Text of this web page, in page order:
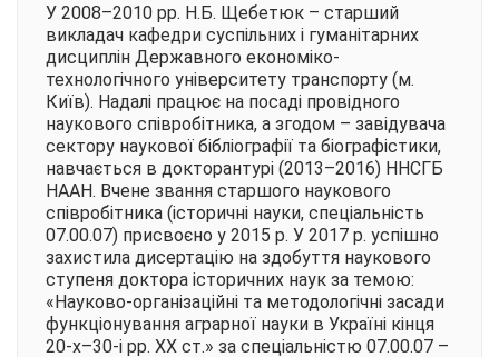
У 2008–2010 рр. Н.Б. Щебетюк – старший
викладач кафедри суспільних і гуманітарних
дисциплін Державного економіко-
технологічного університету транспорту (м.
Київ). Надалі працює на посаді провідного
наукового співробітника, а згодом – завідувача
сектору наукової бібліографії та біографістики,
навчається в докторантурі (2013–2016) ННСГБ
НААН. Вчене звання старшого наукового
співробітника (історичні науки, спеціальність
07.00.07) присвоєно у 2015 р. У 2017 р. успішно
захистила дисертацію на здобуття наукового
ступеня доктора історичних наук за темою:
«Науково-організаційні та методологічні засади
функціонування аграрної науки в Україні кінця
20-х–30-і рр. ХХ ст.» за спеціальністю 07.00.07 –